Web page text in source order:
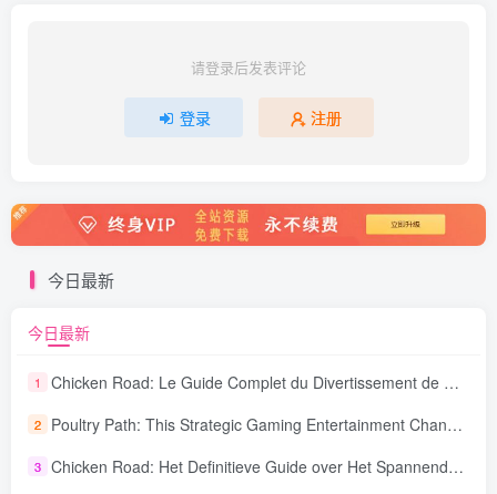
请登录后发表评论
登录 注册
今日最新
今日最新
1 Chicken Road: Le Guide Complet du Divertissement de Maison de Jeu Stratégique
2 Poultry Path: This Strategic Gaming Entertainment Changing Sequence Forecasting
3 Chicken Road: Het Definitieve Guide over Het Spannende Gokspel